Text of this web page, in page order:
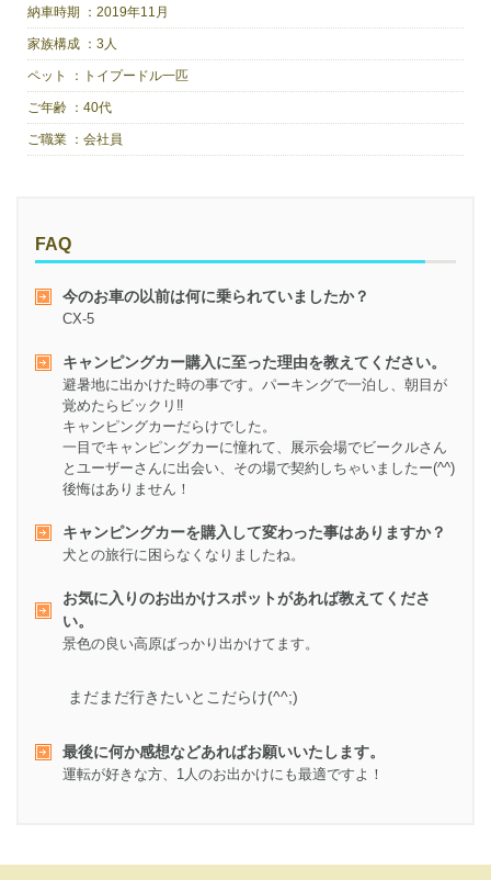
納車時期 ：2019年11月
家族構成 ：3人
ペット ： トイプードル一匹
ご年齢 ：40代
ご職業 ：会社員
FAQ
今のお車の以前は何に乗られていましたか？
CX-5
キャンピングカー購入に至った理由を教えてください。
避暑地に出かけた時の事です。パーキングで一泊し、朝目が
覚めたらビックリ‼︎
キャンピングカーだらけでした。
一目でキャンピングカーに憧れて、展示会場でビークルさん
とユーザーさんに出会い、その場で契約しちゃいましたー(^^)
後悔はありません！
キャンピングカーを購入して変わった事はありますか？
犬との旅行に困らなくなりましたね。
お気に入りのお出かけスポットがあれば教えてくださ
い。
景色の良い高原ばっかり出かけてます。
まだまだ行きたいとこだらけ(^^;)
最後に何か感想などあればお願いいたします。
運転が好きな方、1人のお出かけにも最適ですよ！